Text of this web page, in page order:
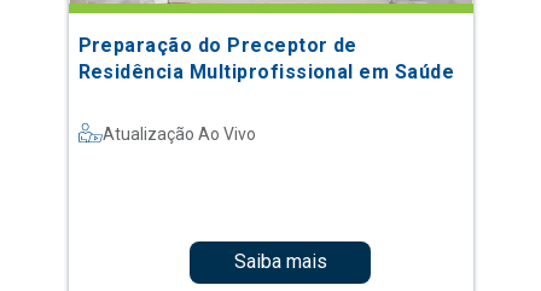
Preparação do Preceptor de
Residência Multiprofissional em Saúde
Atualização Ao Vivo
Saiba mais